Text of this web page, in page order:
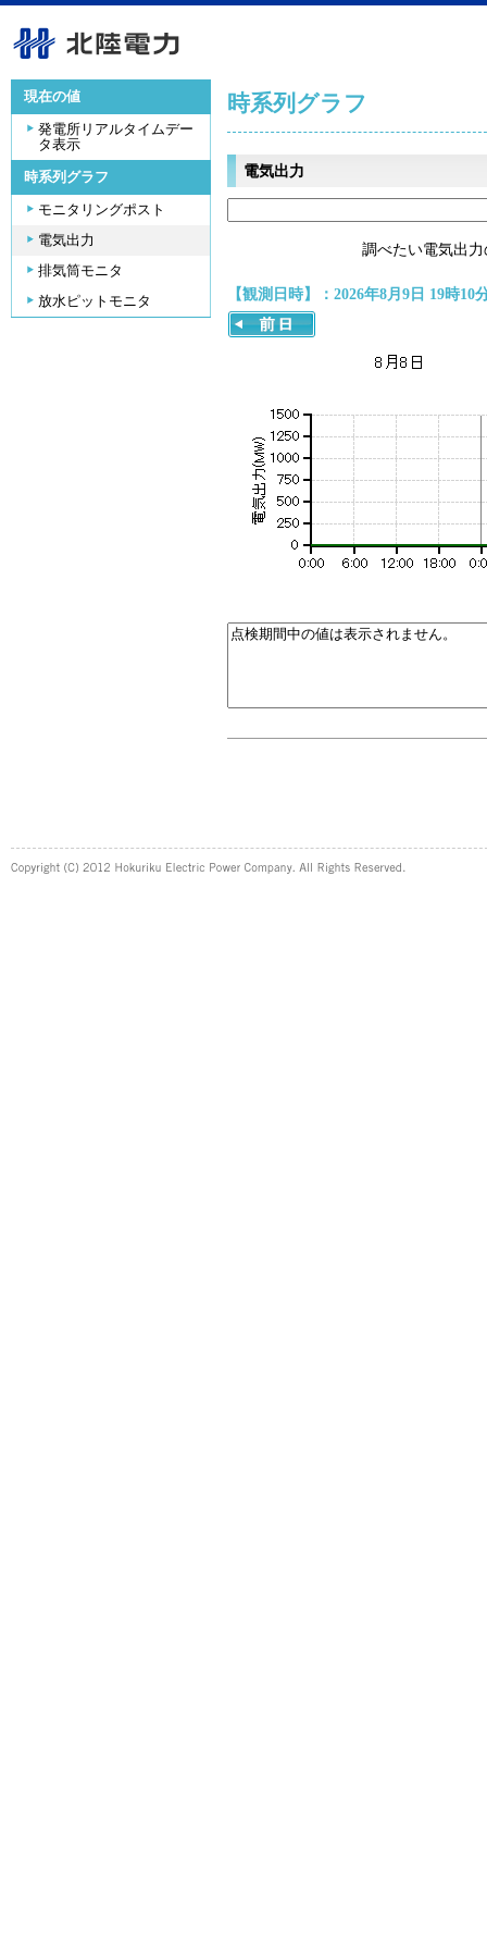
現在の値
発電所リアルタイムデー
タ表示
時系列グラフ
モニタリングポスト
電気出力
排気筒モニタ
放水ピットモニタ
時系列グラフ
電気出力
調べたい電気出
【観測日時】：2026年8月9日 19時10